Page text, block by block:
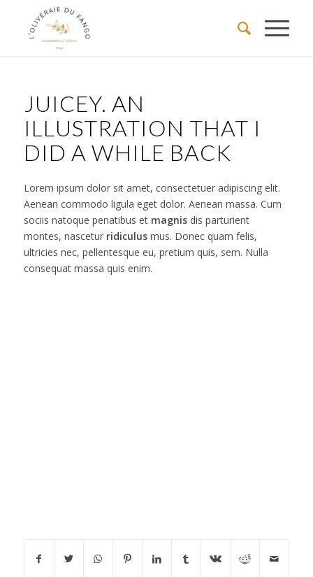
JUICEY. AN
ILLUSTRATION THAT I
DID A WHILE BACK
Lorem ipsum dolor sit amet, consectetuer adipiscing elit.
Aenean commodo ligula eget dolor. Aenean massa. Cum
sociis natoque penatibus et magnisdis parturient
montes, nascetur ridiculusmus. Donec quam felis,
ultricies nec, pellentesque eu, pretium quis, sem. Nulla
consequat massa quis enim.